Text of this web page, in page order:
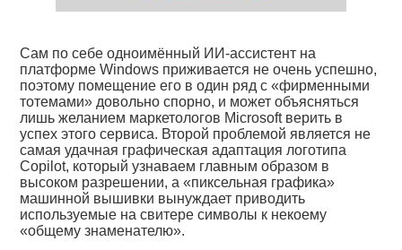
Сам по себе одноимённый ИИ-ассистент на
платформе Windows приживается не очень успешно,
поэтому помещение его в один ряд с «фирменными
тотемами» довольно спорно, и может объясняться
лишь желанием маркетологов Microsoft верить в
успех этого сервиса. Второй проблемой является не
самая удачная графическая адаптация логотипа
Copilot, который узнаваем главным образом в
высоком разрешении, а «пиксельная графика»
машинной вышивки вынуждает приводить
используемые на свитере символы к некоему
«общему знаменателю».